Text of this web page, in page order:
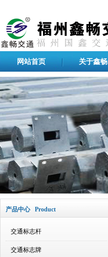
网站首页 关于鑫畅
产品中心 Product
交通标志杆
交通标志牌